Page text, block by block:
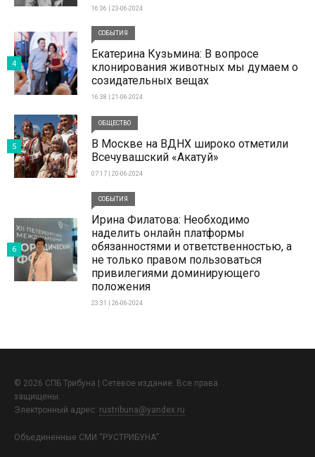
16:36 | 23-06-2024
СОБЫТИЯ
Екатерина Кузьмина: В вопросе
клонирования животных мы думаем о
созидательных вещах
16:38 | 21-06-2024
4
ОБЩЕСТВО
В Москве на ВДНХ широко отметили
Всечувашский «Акатуй»
07:17 | 20-06-2024
5
СОБЫТИЯ
Ирина Филатова: Необходимо
наделить онлайн платформы
обязанностями и ответственностью, а
не только правом пользоваться
привилегиями доминирующего
положения
23:31 | 26-06-2024
6
© 2026 СПБ Трибуна | Сетевое издание. Все права
защищены.
Электронный адрес: rustribuna@yandex.ru
Объединенные СМИ “РУСТРИБУНА”